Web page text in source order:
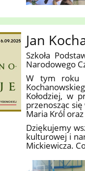
Jan
Szkoła
Narodowego
W tym roku
Kołodziej, w
przenosząc
Maria Król
Dziękujemy
kulturowej i
Mickiewicza.